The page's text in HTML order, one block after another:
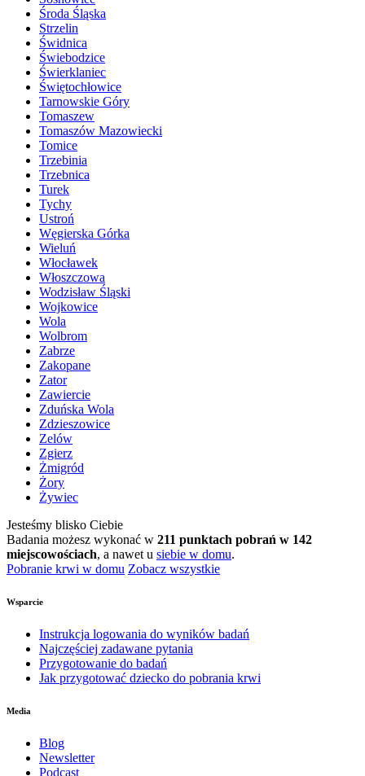
Środa Śląska
Strzelin
Świdnica
Świebodzice
Świerklaniec
Świętochłowice
Tarnowskie Góry
Tomaszew
Tomaszów Mazowiecki
Tomice
Trzebinia
Trzebnica
Turek
Tychy
Ustroń
Węgierska Górka
Wieluń
Włocławek
Włoszczowa
Wodzisław Śląski
Wojkowice
Wola
Wolbrom
Zabrze
Zakopane
Zator
Zawiercie
Zduńska Wola
Zdzieszowice
Zelów
Zgierz
Żmigród
Żory
Żywiec
Jesteśmy blisko Ciebie
Badania możesz wykonać w 211 punktach pobrań w 142
miejscowościach, a nawet u siebie w domu.
Pobranie krwi w domu Zobacz wszystkie
Wsparcie
Instrukcja logowania do wyników badań
Najczęściej zadawane pytania
Przygotowanie do badań
Jak przygotować dziecko do pobrania krwi
Media
Blog
Newsletter
Podcast